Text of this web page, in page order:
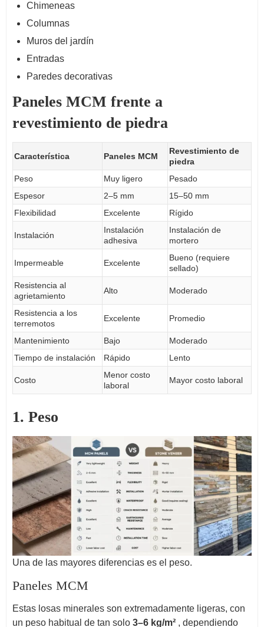
Chimeneas
Columnas
Muros del jardín
Entradas
Paredes decorativas
Paneles MCM frente a
revestimiento de piedra
Característica Paneles MCM
Revestimiento de
piedra
Peso
Muy ligero
Pesado
Espesor
2–5 mm
15–50 mm
Flexibilidad
Excelente Rígido
Instalación
Instalación
adhesiva
Instalación de
mortero
Impermeable Excelente
Bueno (requiere
sellado)
Resistencia al
agrietamiento
Alto Moderado
Resistencia a los
terremotos
Excelente Promedio
Mantenimiento Bajo
Moderado
Tiempo de instalación
Rápido Lento
Costo
Menor costo
laboral
Mayor costo laboral
1. Peso
Una de las mayores diferencias es el peso.
Paneles MCM
Estas losas minerales son extremadamente ligeras, con
un peso habitual de tan solo 3–6 kg/m² , dependiendo